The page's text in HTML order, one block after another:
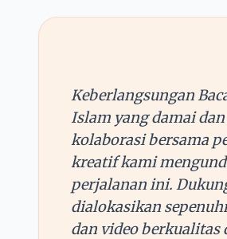
Keberlangsungan
Islam yang damai
kolaborasi bersama
kreatif kami
perjalanan ini.
dialokasikan
dan video berkualitas